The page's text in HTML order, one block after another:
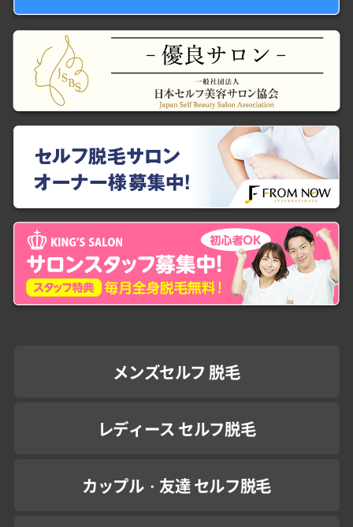
メンズセルフ 脱毛
レディース セルフ脱毛
カップル・友達 セルフ脱毛